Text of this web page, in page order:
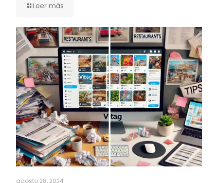
Leer más
agosto 28, 2024